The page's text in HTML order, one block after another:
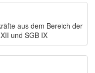
aus dem Bereich der
und SGB IX